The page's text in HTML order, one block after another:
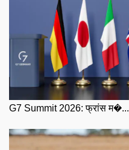
G7 Summit 2026: फ्रांस म�...